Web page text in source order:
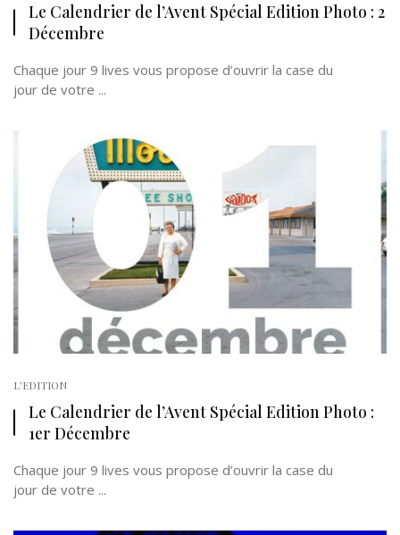
Le Calendrier de l’Avent Spécial Edition Photo : 2
Décembre
Chaque jour 9 lives vous propose d’ouvrir la case du
jour de votre ...
L'EDITION
Le Calendrier de l’Avent Spécial Edition Photo :
1er Décembre
Chaque jour 9 lives vous propose d’ouvrir la case du
jour de votre ...